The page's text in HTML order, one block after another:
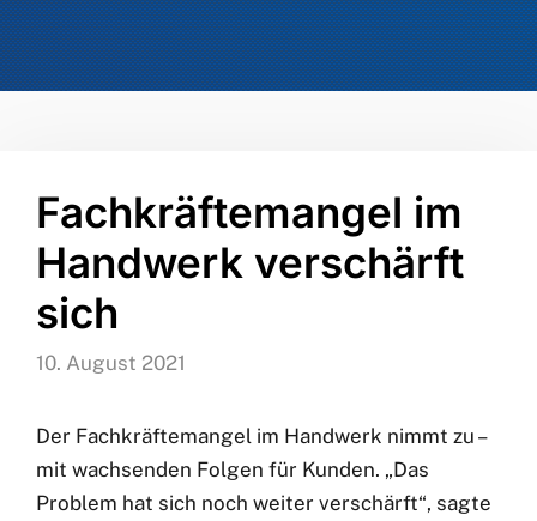
Fachkräftemangel im
Handwerk verschärft
sich
10. August 2021
Der Fachkräftemangel im Handwerk nimmt zu –
mit wachsenden Folgen für Kunden. „Das
Problem hat sich noch weiter verschärft“, sagte